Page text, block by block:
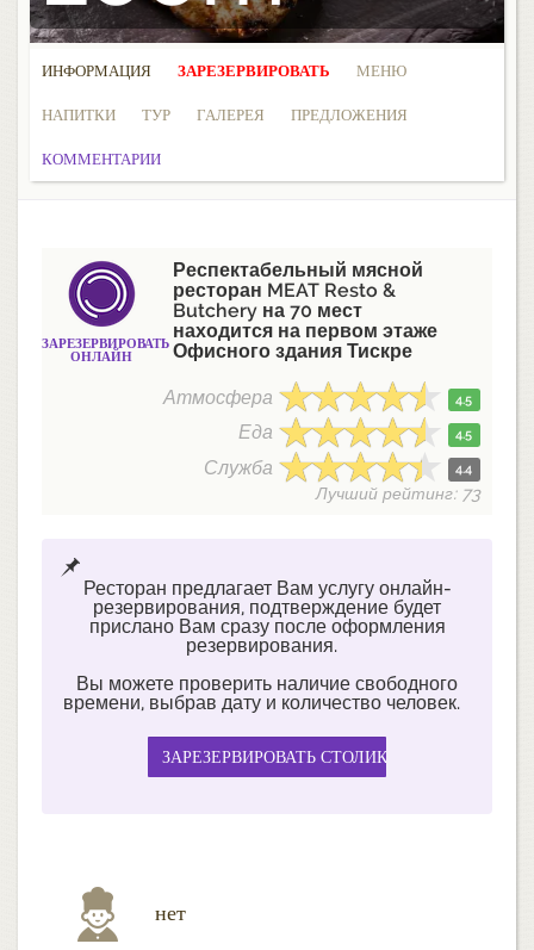
ИНФОРМАЦИЯ ЗАРЕЗЕРВИРОВАТЬ МЕНЮ
НАПИТКИ ТУР ГАЛЕРЕЯ ПРЕДЛОЖЕНИЯ
КОММЕНТАРИИ
ЗАРЕЗЕРВИРОВАТЬ
ОНЛАЙН
Респектабельный мясной
ресторан MEAT Resto &
Butchery на 70 мест
находится на первом этаже
Офисного здания Тискре
Атмосфера 4.5
Еда 4.5
Служба 4.4
Лучший рейтинг: 73
Ресторан предлагает Вам услугу онлайн-
резервирования, подтверждение будет
прислано Вам сразу после оформления
резервирования.
Вы можете проверить наличие свободного
времени, выбрав дату и количество человек.
нет